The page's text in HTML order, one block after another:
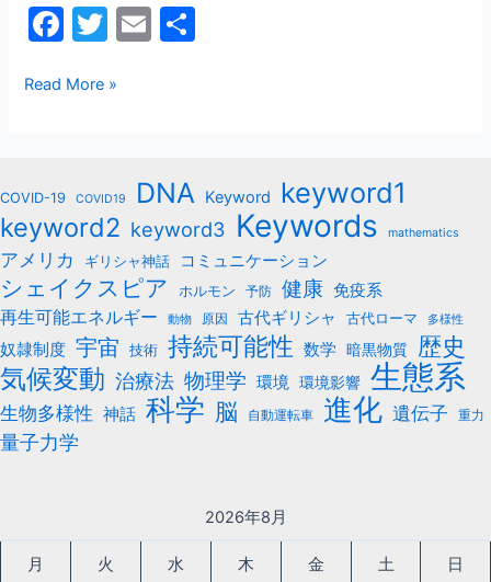
F
c
o
o
k
T
itt
E
Read More »
COVID-19 COVID19 DNA Keyword keyword1
keyword2 keyword3 Keywords mathematics
アメリカ ギリシャ神話 コミュニケーション
シェイクスピア ホルモン 予防 健康 免疫系
再生可能エネルギー
動物 原因 古代ギリシャ 古代ローマ 多様性
奴隷制度 宇宙 技術 持続可能性 数学 暗黒物質 歴史
気候変動 治療法 物理学 環境 環境影響 生態系
生物多様性 神話 科学 脳 自動運転車 進化 遺伝子 重力
量子力学
2026年8月
月 火 水 木 金 土 日